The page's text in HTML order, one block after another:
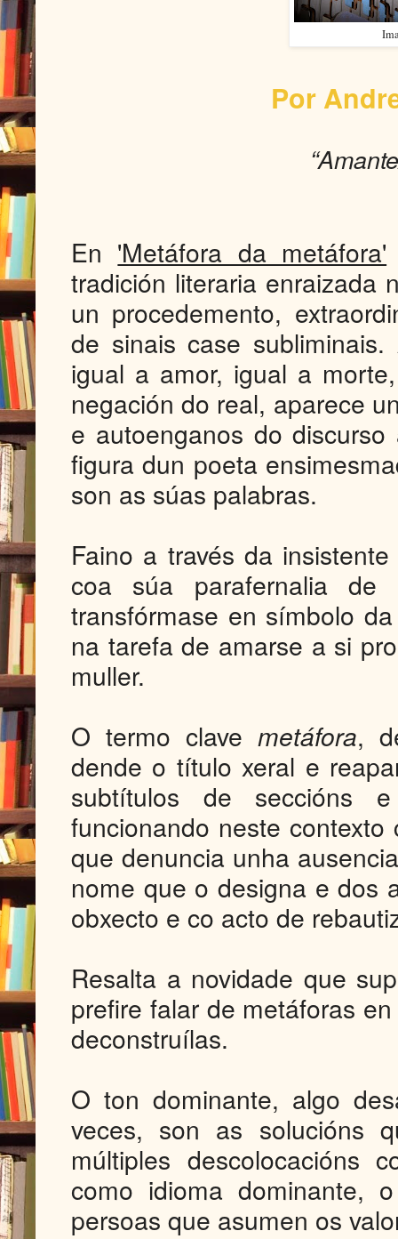
Por
“
En 'Metáfora da metáfora'
tradición literaria enraizada
un procedemento,
de sinais case
igual a amor, igual a
negación do real, aparece
e autoenganos do
figura dun poeta
son as súas palabras.
Faino a través da
coa súa parafernalia
transfórmase en símbolo
na tarefa de amarse a si
muller.
O termo clave metáfora,
dende o título xeral e
subtítulos de seccións
funcionando neste
que denuncia unha
nome que o designa e dos
obxecto e co acto de
Resalta a novidade que
prefire falar de metáforas
deconstruílas.
O ton dominante, algo
veces, son as solucións
múltiples descolocacións
como idioma dominante,
persoas que asumen os